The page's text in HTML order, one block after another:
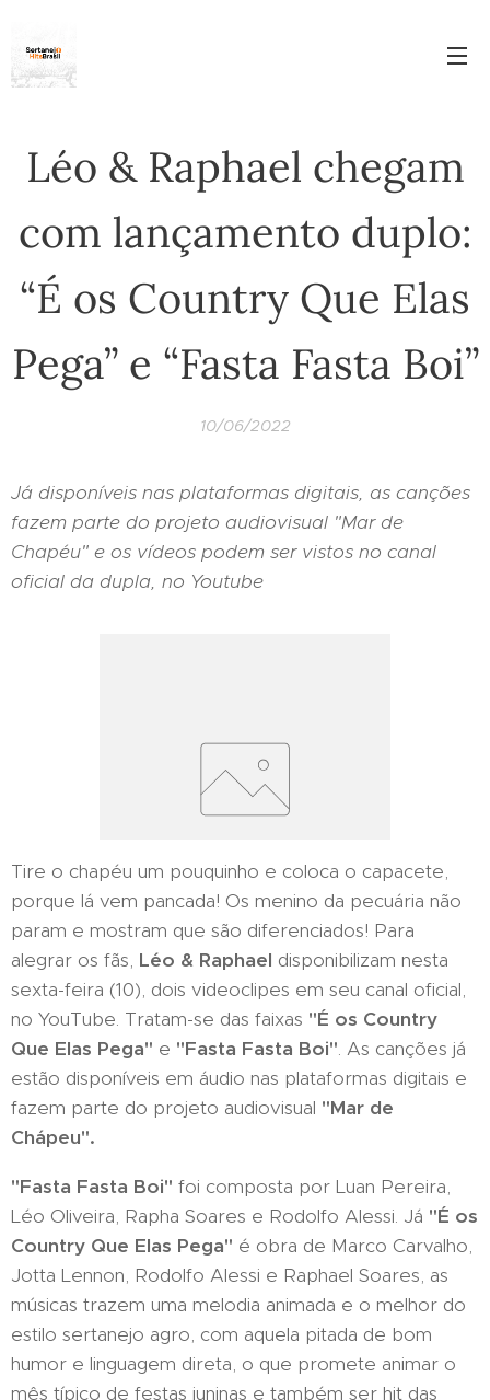
Léo & Raphael chegam
com lançamento duplo:
“É os Country Que Elas
Pega” e “Fasta Fasta Boi”
10/06/2022
Já disponíveis nas plataformas digitais, as canções
fazem parte do projeto audiovisual "Mar de
Chapéu" e os vídeos podem ser vistos no canal
oficial da dupla, no Youtube
Tire o chapéu um pouquinho e coloca o capacete,
porque lá vem pancada! Os menino da pecuária não
param e mostram que são diferenciados! Para
alegrar os fãs, Léo & Raphael disponibilizam nesta
sexta-feira (10), dois videoclipes em seu canal oficial,
no YouTube. Tratam-se das faixas "É os Country
Que Elas Pega" e "Fasta Fasta Boi". As canções já
estão disponíveis em áudio nas plataformas digitais e
fazem parte do projeto audiovisual "Mar de
Chápeu".
"Fasta Fasta Boi" foi composta por Luan Pereira,
Léo Oliveira, Rapha Soares e Rodolfo Alessi. Já "É os
Country Que Elas Pega" é obra de Marco Carvalho,
Jotta Lennon, Rodolfo Alessi e Raphael Soares, as
músicas trazem uma melodia animada e o melhor do
estilo sertanejo agro, com aquela pitada de bom
humor e linguagem direta, o que promete animar o
mês típico de festas juninas e também ser hit das